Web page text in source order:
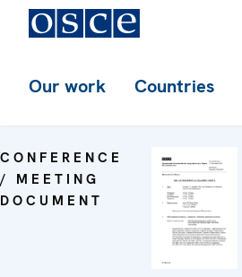
Our work Countries
CONFERENCE
/ MEETING
DOCUMENT